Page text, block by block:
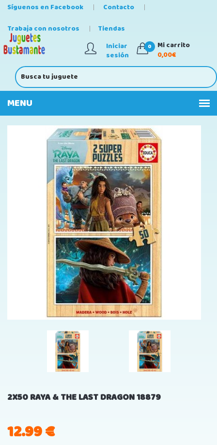
Síguenos en Facebook
Contacto
Trabaja con nosotros
Tiendas
Iniciar
sesión
0
Mi carrito
0,00€
2X50 RAYA & THE LAST DRAGON 18879
12.99€